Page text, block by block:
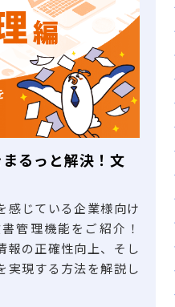
るっと解決！文
感じている企業様向け
管理機能をご紹介！
報の正確性向上、そし
実現する方法を解説し